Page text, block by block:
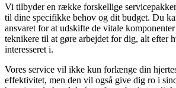
Vi tilbyder en række forskellige
til dine specifikke behov og dit budget. Du
ansvaret for at udskifte de vitale
teknikere til at gøre arbejdet for dig, alt efter
interesseret i.
Vores service vil ikke kun forlænge din
effektivitet, men den vil også give dig ro i